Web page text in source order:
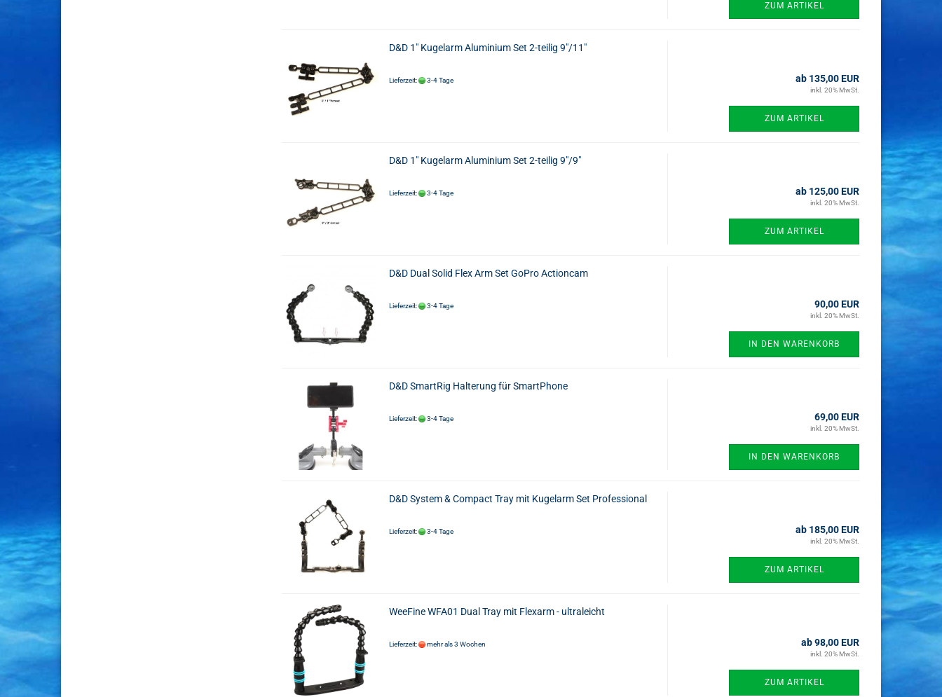
ZUM ARTIKEL
D&D 1" Kugelarm Aluminium Set 2-teilig 9"/11"
Lieferzeit: 3-4 Tage ab 135,00 EUR
inkl. 20% MwSt.
ZUM ARTIKEL
D&D 1" Kugelarm Aluminium Set 2-teilig 9"/9"
Lieferzeit: 3-4 Tage ab 125,00 EUR
inkl. 20% MwSt.
ZUM ARTIKEL
D&D Dual Solid Flex Arm Set GoPro Actioncam
Lieferzeit: 3-4 Tage 90,00 EUR
inkl. 20% MwSt.
IN DEN WARENKORB
D&D SmartRig Halterung für SmartPhone
Lieferzeit: 3-4 Tage 69,00 EUR
inkl. 20% MwSt.
IN DEN WARENKORB
D&D System & Compact Tray mit Kugelarm Set Professional
Lieferzeit: 3-4 Tage ab 185,00 EUR
inkl. 20% MwSt.
ZUM ARTIKEL
WeeFine WFA01 Dual Tray mit Flexarm - ultraleicht
Lieferzeit: mehr als 3 Wochen ab 98,00 EUR
inkl. 20% MwSt.
ZUM ARTIKEL